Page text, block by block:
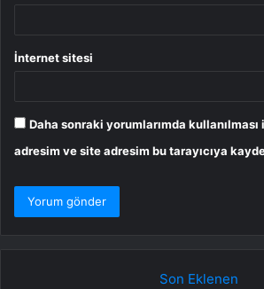
İnternet sitesi
Daha sonraki yorumlarımda kullanılması
adresim ve site adresim bu tarayıcıya
Son Eklenen